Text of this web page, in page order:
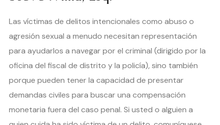
Las víctimas de delitos intencionales como abuso o
agresión sexual a menudo necesitan representación
para ayudarlos a navegar por el criminal (dirigido por la
oficina del fiscal de distrito y la policía), sino también
porque pueden tener la capacidad de presentar
demandas civiles para buscar una compensación
monetaria fuera del caso penal. Si usted o alguien a